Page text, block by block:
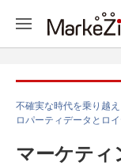
不確実な時代を乗り越
ロパーティデータとロ
マーケティ